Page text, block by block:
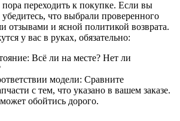
переходить к покупке. Если вы
убедитесь, что выбрали проверенного
отзывами и ясной политикой возврата.
у вас в руках, обязательно:
Всё ли на месте? Нет ли
модели: Сравните
с тем, что указано в вашем заказе.
обойтись дорого.